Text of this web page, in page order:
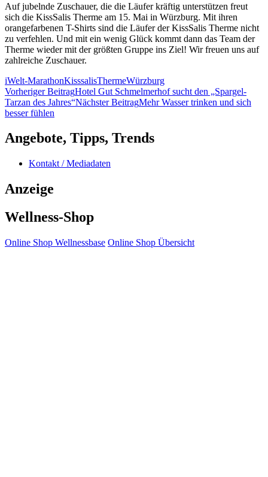
Auf jubelnde Zuschauer, die die Läufer kräftig unterstützen freut
sich die KissSalis Therme am 15. Mai in Würzburg. Mit ihren
orangefarbenen T-Shirts sind die Läufer der KissSalis Therme nicht
zu verfehlen. Und mit ein wenig Glück kommt dann das Team der
Therme wieder mit der größten Gruppe ins Ziel! Wir freuen uns auf
zahlreiche Zuschauer.
iWelt-MarathonKisssalisThermeWürzburg
Beitragsnavigation
Vorheriger BeitragHotel Gut Schmelmerhof sucht den „Spargel-
Tarzan des Jahres“Nächster BeitragMehr Wasser trinken und sich
besser fühlen
Angebote, Tipps, Trends
Kontakt / Mediadaten
Anzeige
Wellness-Shop
Online Shop Wellnessbase Online Shop Übersicht